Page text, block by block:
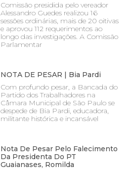
Comissão presidida pelo vereador
Alessandro Guedes realizou 16
sessões ordinárias, mais de 20 oitivas
e aprovou 112 requerimentos ao
longo das investigações. A Comissão
Parlamentar
NOTA DE PESAR | Bia Pardi
Com profundo pesar, a Bancada do
Partido dos Trabalhadores na
Câmara Municipal de São Paulo se
despede de Bia Pardi, educadora,
militante histórica e incansável
Nota De Pesar Pelo Falecimento
Da Presidenta Do PT
Guaianases, Romilda